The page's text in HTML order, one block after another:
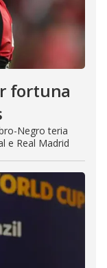
fortuna
Negro teria
e Real Madrid